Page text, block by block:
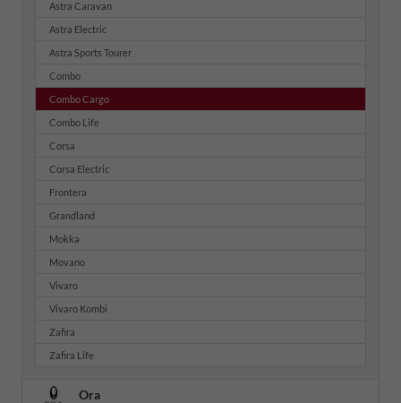
Astra Caravan
Astra Electric
Astra Sports Tourer
Combo
Combo Cargo
Combo Life
Corsa
Corsa Electric
Frontera
Grandland
Mokka
Movano
Vivaro
Vivaro Kombi
Zafira
Zafira Life
Ora